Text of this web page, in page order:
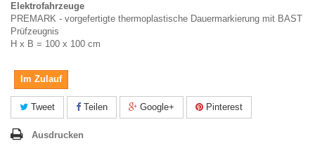
Elektrofahrzeuge
PREMARK - vorgefertigte thermoplastische Dauermarkierung mit BAST
Prüfzeugnis
H x B = 100 x 100 cm
Im Zulauf
Tweet Teilen Google+ Pinterest
Ausdrucken